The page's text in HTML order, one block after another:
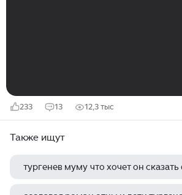
233 13 12,3 тыс
Также ищут